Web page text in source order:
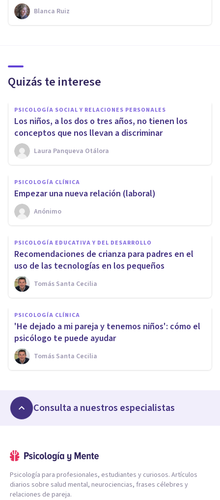
Blanca Ruiz
Quizás te interese
PSICOLOGÍA SOCIAL Y RELACIONES PERSONALES
Los niños, a los dos o tres años, no tienen los
conceptos que nos llevan a discriminar
Laura Panqueva Otálora
PSICOLOGÍA CLÍNICA
Empezar una nueva relación (laboral)
Anónimo
PSICOLOGÍA EDUCATIVA Y DEL DESARROLLO
Recomendaciones de crianza para padres en el
uso de las tecnologías en los pequeños
Tomás Santa Cecilia
PSICOLOGÍA CLÍNICA
'He dejado a mi pareja y tenemos niños': cómo el
psicólogo te puede ayudar
Tomás Santa Cecilia
Consulta a nuestros especialistas
Psicología para profesionales, estudiantes y curiosos. Artículos
diarios sobre salud mental, neurociencias, frases célebres y
relaciones de pareja.